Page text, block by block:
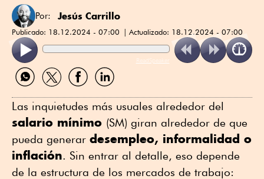
Por: Jesús Carrillo
Publicado: 18.12.2024 - 07:00 Actualizado: 18.12.2024 - 07:00
ReadSpeaker
Compartir
por
Compartir
por
Compartir
por
Compartir
por
Las inquietudes más usuales alrededor del
salario mínimo (SM) giran alrededor de que
pueda generar desempleo, informalidad o
inflación. Sin entrar al detalle, eso depende
de la estructura de los mercados de trabajo: